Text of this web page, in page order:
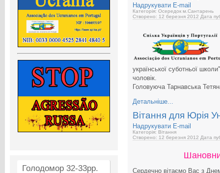
Голодомор 32-33рр.
Надрукувати E-mail
Категорія: Осередок м.Сантарень
Створено: 12 березня 2012 Дата
української суботньої
чоловік.
Головуюча Тарнавська
Детальніше...
Вітання для Юрія
Надрукувати E-mail
Категорія: Вітання
Створено: 12 березня 2012 Дата
Сердечно вітаємо Вас з